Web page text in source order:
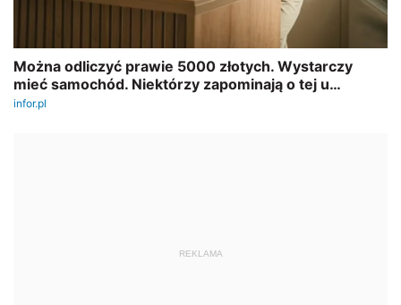
REKLAMA